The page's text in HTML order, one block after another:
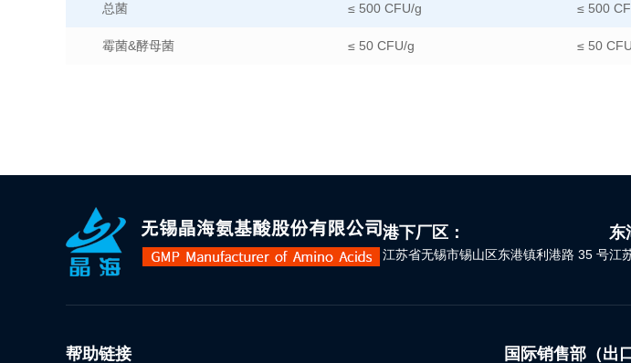
总菌 ≤ 500 CFU/g ≤ 500
霉菌&酵母菌 ≤ 50 CFU/g ≤ 50
港下厂区：
江苏省无锡市锡山区东港镇利港路 35 号
东
江
帮助链接 国际销售部（出